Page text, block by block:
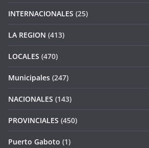
INTERNACIONALES (25)
LA REGION (413)
LOCALES (470)
Municipales (247)
NACIONALES (143)
PROVINCIALES (450)
Puerto Gaboto (1)